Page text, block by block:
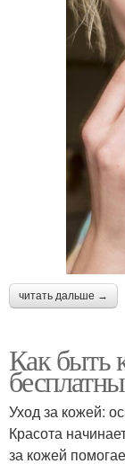
читать дальше →
Как быть
Уход за кожей:
Красота
за кожей